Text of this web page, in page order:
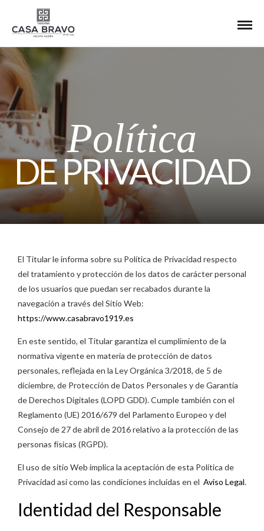
Política
DE PRIVACIDAD
El Titular le informa sobre su Política de Privacidad respecto
del tratamiento y protección de los datos de carácter personal
de los usuarios que puedan ser recabados durante la
navegación a través del Sitio Web:
https://www.casabravo1919.es
En este sentido, el Titular garantiza el cumplimiento de la
normativa vigente en materia de protección de datos
personales, reflejada en la Ley Orgánica 3/2018, de 5 de
diciembre, de Protección de Datos Personales y de Garantía
de Derechos Digitales (LOPD GDD). Cumple también con el
Reglamento (UE) 2016/679 del Parlamento Europeo y del
Consejo de 27 de abril de 2016 relativo a la protección de las
personas físicas (RGPD).
El uso de sitio Web implica la aceptación de esta Política de
Privacidad así como las condiciones incluidas en el Aviso Legal.
Identidad del Responsable